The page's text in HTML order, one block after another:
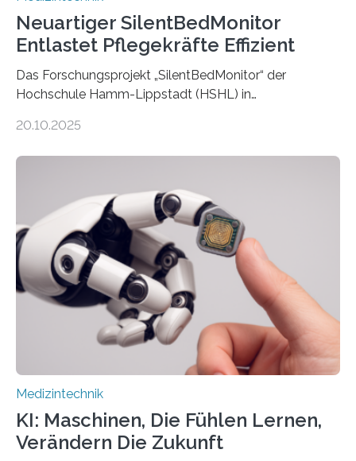
Neuartiger SilentBedMonitor
Entlastet Pflegekräfte Effizient
Das Forschungsprojekt „SilentBedMonitor“ der
Hochschule Hamm-Lippstadt (HSHL) in
auf Personen ab, die bettlägerig sind oder in ihrer
Entwicklung der Sensorik und Datenübertragung. Die
HSHL verantwortet die wissenschaftliche Begleitung
sowie die KI-gestützte Datenauswertung. Das Ziel ist
die Entwicklung eines berührungslosen
Assistenzsystems, das den Zustand der Person
kontinuierlich erfasst, pflegende Personen unterstützt
und in Notfällen selbstständig Alarm schlägt. „Die Idee
20.10.2025
Medizintechnik
KI: Maschinen, Die Fühlen Lernen,
Verändern Die Zukunft